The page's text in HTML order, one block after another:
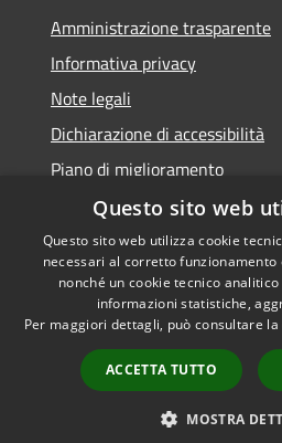
Amministrazione trasparente
Informativa privacy
Note legali
Dichiarazione di accessibilità
Piano di miglioramento
Accessibilità
Privacy
Mappa del sito
Questo sito web
Questo sito web utilizza cookie
necessari al corretto funzionamento
nonché un cookie tecnico
informazioni statistiche,
Per maggiori dettagli, può consultare
ACCETTA TUTTO
MOSTRA